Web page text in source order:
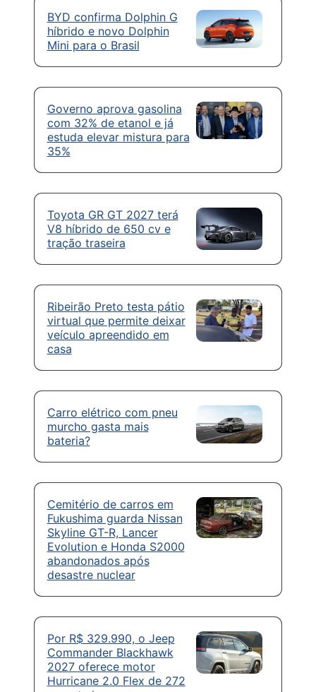
BYD confirma Dolphin G
híbrido e novo Dolphin
Mini para o Brasil
Governo aprova gasolina
com 32% de etanol e já
estuda elevar mistura para
35%
Toyota GR GT 2027 terá
V8 híbrido de 650 cv e
tração traseira
Ribeirão Preto testa pátio
virtual que permite deixar
veículo apreendido em
casa
Carro elétrico com pneu
murcho gasta mais
bateria?
Cemitério de carros em
Fukushima guarda Nissan
Skyline GT-R, Lancer
Evolution e Honda S2000
abandonados após
desastre nuclear
Por R$ 329.990, o Jeep
Commander Blackhawk
2027 oferece motor
Hurricane 2.0 Flex de 272